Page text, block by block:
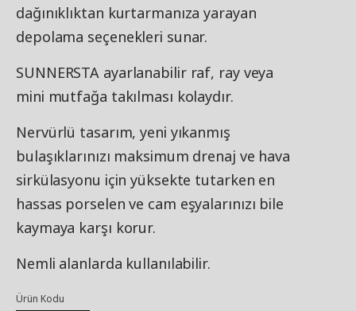
dağınıklıktan kurtarmanıza yarayan
depolama seçenekleri sunar.
SUNNERSTA ayarlanabilir raf, ray veya
mini mutfağa takılması kolaydır.
Nervürlü tasarım, yeni yıkanmış
bulaşıklarınızı maksimum drenaj ve hava
sirkülasyonu için yüksekte tutarken en
hassas porselen ve cam eşyalarınızı bile
kaymaya karşı korur.
Nemli alanlarda kullanılabilir.
Ürün Kodu